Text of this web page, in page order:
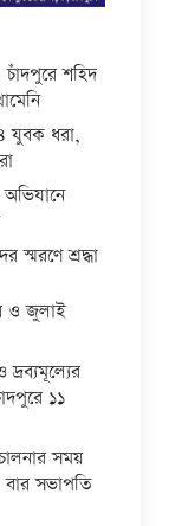
শহিদ
যুবক ধরা,
স্মরণে শ্রদ্ধা
ও জুলাই
দ্রব্যমূল্যের
১১
সময়
সভাপতি